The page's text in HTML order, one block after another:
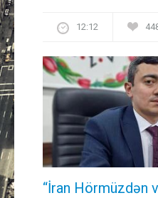
12:12
“İran Hörmüzdən